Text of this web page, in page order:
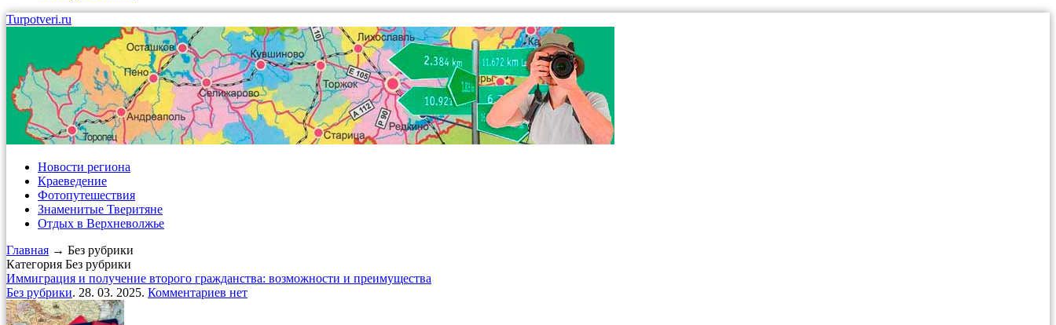
Turpotveri.ru
Новости региона
Краеведение
Фотопутешествия
Знаменитые Тверитяне
Отдых в Верхневолжье
Главная → Без рубрики
Категория Без рубрики
Иммиграция и получение второго гражданства: возможности и преимущества
Без рубрики. 28. 03. 2025. Комментариев нет